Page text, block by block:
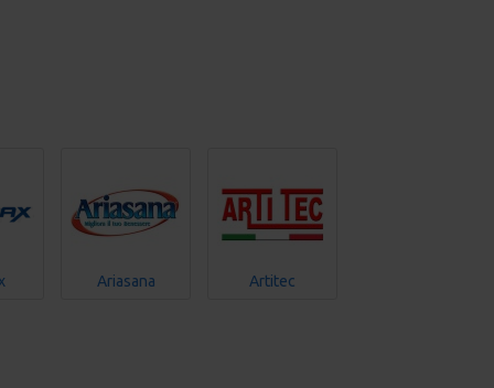
Ariasana Artitec